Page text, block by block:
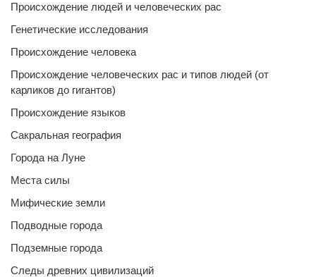
Происхождение людей и человеческих рас
Генетические исследования
Происхождение человека
Происхождение человеческих рас и типов людей (от
карликов до гигантов)
Происхождение языков
Сакральная география
Города на Луне
Места силы
Мифические земли
Подводные города
Подземные города
Следы древних цивилизаций